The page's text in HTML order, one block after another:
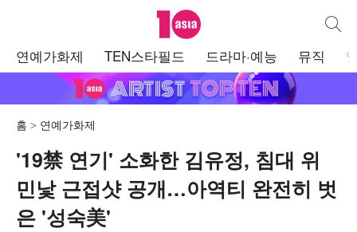
텐아시아 통합
연예가화제 TEN스타필드 드라마·예능 뮤직
홈 연예가화제
'19禁 연기' 소화한 김유정, 침대 위
민낯 근접샷 공개…아역티 완전히 벗
은 '성숙美'